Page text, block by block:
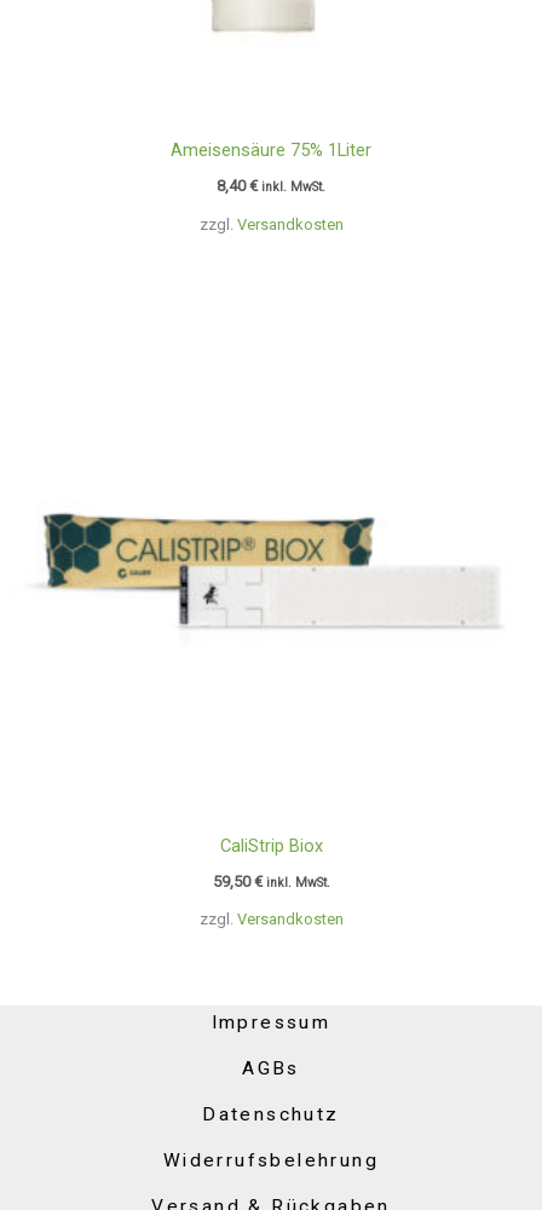
zzgl. Versandkosten
Ameisensäure 75% 1Liter
8,40€ inkl. MwSt.
zzgl. Versandkosten
CaliStrip Biox
59,50€ inkl. MwSt.
Impressum
AGBs
Datenschutz
Widerrufsbelehrung